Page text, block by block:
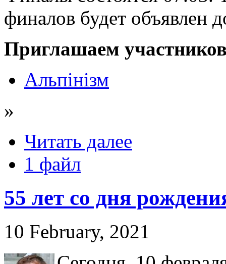
финалов будет объявлен
Приглашаем
Альпінізм
»
Читать далее
1 файл
55 лет со дня
10 February, 2021